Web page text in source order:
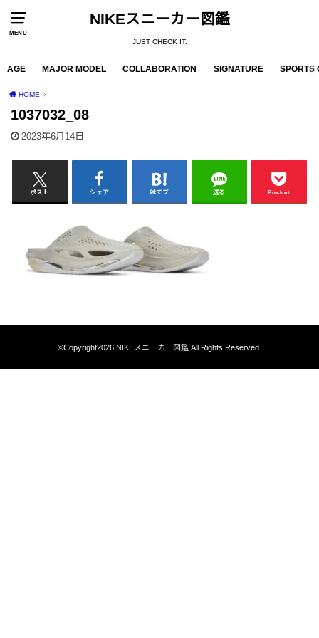
MENU
NIKEスニーカー図鑑
JUST CHECK IT.
AGE MAJOR MODEL COLLABORATION SIGNATURE SPORTS
HOME
1037032_08
2023年6月14日
ポスト シェア はてブ 送る Pocket
©Copyright2026 NIKEスニーカー図鑑.All Rights Reserved.